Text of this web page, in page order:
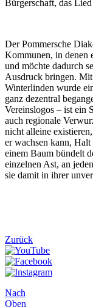
Bürgerschaft, das Lied
Der Pommersche
Kommunen, in denen
und möchte dadurch
Ausdruck bringen.
Winterlinden wurde
ganz dezentral
Vereinslogos – ist ein
auch regionale
nicht alleine
er wachsen kann,
einem Baum bündelt
einzelnen Ast, an
sie damit in ihrer
Zurück
Nach
Oben